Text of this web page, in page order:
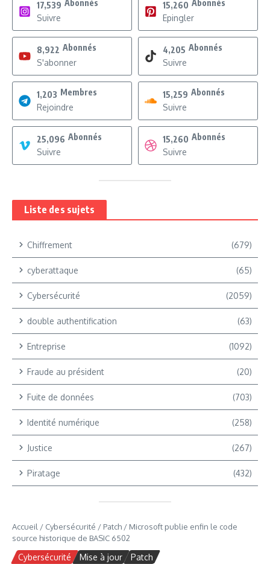
17,539 Abonnés
Suivre
15,260 Abonnés
Epingler
8,922 Abonnés
S'abonner
4,205 Abonnés
Suivre
1,203 Membres
Rejoindre
15,259 Abonnés
Suivre
25,096 Abonnés
Suivre
15,260 Abonnés
Suivre
Liste des sujets
Chiffrement (679)
cyberattaque (65)
Cybersécurité (2059)
double authentification (63)
Entreprise (1092)
Fraude au président (20)
Fuite de données (703)
Identité numérique (258)
Justice (267)
Piratage (432)
Accueil / Cybersécurité / Patch / Microsoft publie enfin le code
source historique de BASIC 6502
Cybersécurité Mise à jour Patch